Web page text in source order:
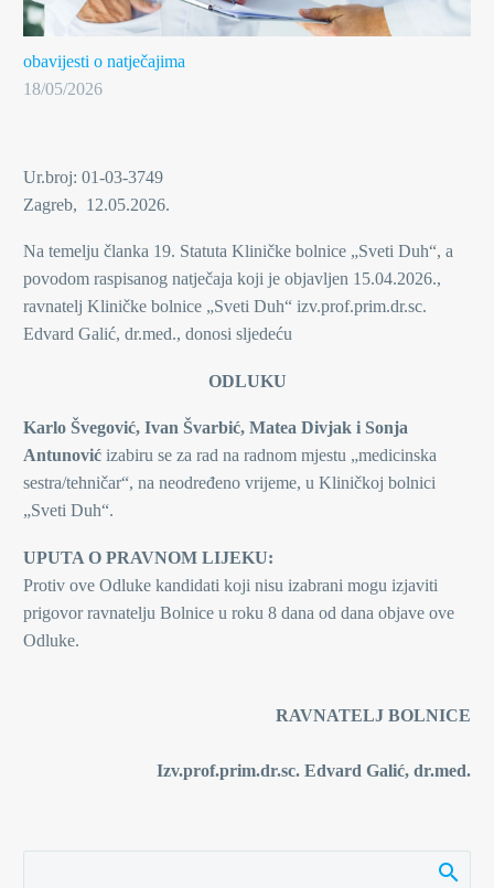
obavijesti o natječajima
18/05/2026
Ur.broj: 01-03-3749
Zagreb, 12.05.2026.
Na temelju članka 19. Statuta Kliničke bolnice „Sveti Duh“, a
povodom raspisanog natječaja koji je objavljen 15.04.2026.,
ravnatelj Kliničke bolnice „Sveti Duh“ izv.prof.prim.dr.sc.
Edvard Galić, dr.med., donosi sljedeću
ODLUKU
Karlo Švegović, Ivan Švarbić, Matea Divjak i Sonja
Antunović izabiru se za rad na radnom mjestu „medicinska
sestra/tehničar“, na neodređeno vrijeme, u Kliničkoj bolnici
„Sveti Duh“.
UPUTA O PRAVNOM LIJEKU:
Protiv ove Odluke kandidati koji nisu izabrani mogu izjaviti
prigovor ravnatelju Bolnice u roku 8 dana od dana objave ove
Odluke.
RAVNATELJ BOLNICE
Izv.prof.prim.dr.sc. Edvard Galić, dr.med.